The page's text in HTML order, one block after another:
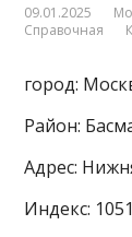
09.01.2025
Справочная
город:
Район:
Адрес:
Индекс: